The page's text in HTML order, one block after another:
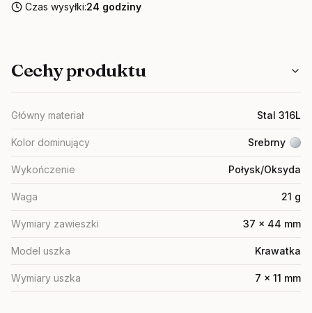
Czas wysyłki:24 godziny
Cechy produktu
Główny materiał Stal 316L
Kolor dominujący Srebrny
Wykończenie Połysk/Oksyda
Waga 21 g
Wymiary zawieszki 37 x 44 mm
Model uszka Krawatka
Wymiary uszka 7 x 11 mm